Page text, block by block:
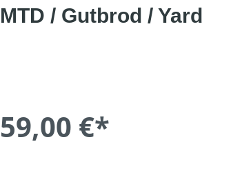
/ Gutbrod / Yard
€*